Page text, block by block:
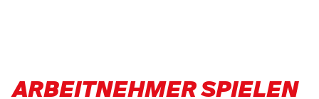
ARBEITNEHMER SPIELEN